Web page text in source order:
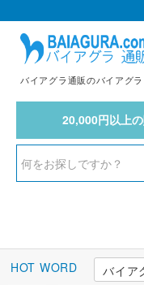
バイアグラ通販のバイアグ
20,000円以上
バイア